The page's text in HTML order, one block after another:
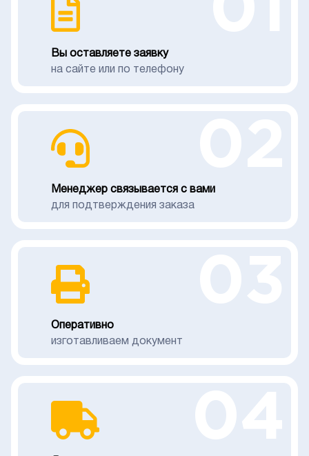
Вы оставляете заявку
на сайте или по телефону
Менеджер связывается с вами
для подтверждения заказа
Оперативно
изготавливаем документ